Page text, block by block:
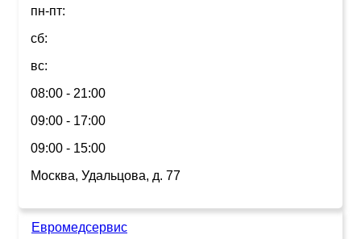
пн-пт:
сб:
вс:
08:00 - 21:00
09:00 - 17:00
09:00 - 15:00
Москва, Удальцова, д. 77
Евромедсервис